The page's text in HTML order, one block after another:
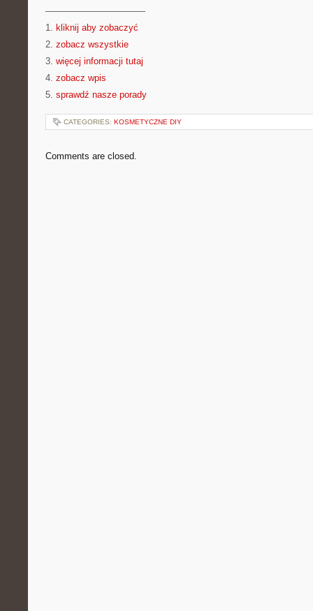
———————————
1. kliknij aby zobaczyć
2. zobacz wszystkie
3. więcej informacji tutaj
4. zobacz wpis
5. sprawdź nasze porady
CATEGORIES: KOSMETYCZNE DIY
Comments are closed.